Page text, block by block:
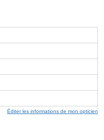
Éditer les informations de mon opticien